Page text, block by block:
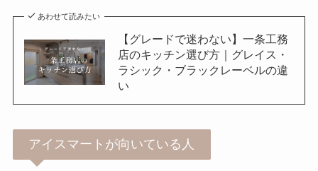
あわせて読みたい
【グレードで迷わない】一条工務
店のキッチン選び方｜グレイス・
ラシック・ブラックレーベルの違
い
アイスマートが向いている人